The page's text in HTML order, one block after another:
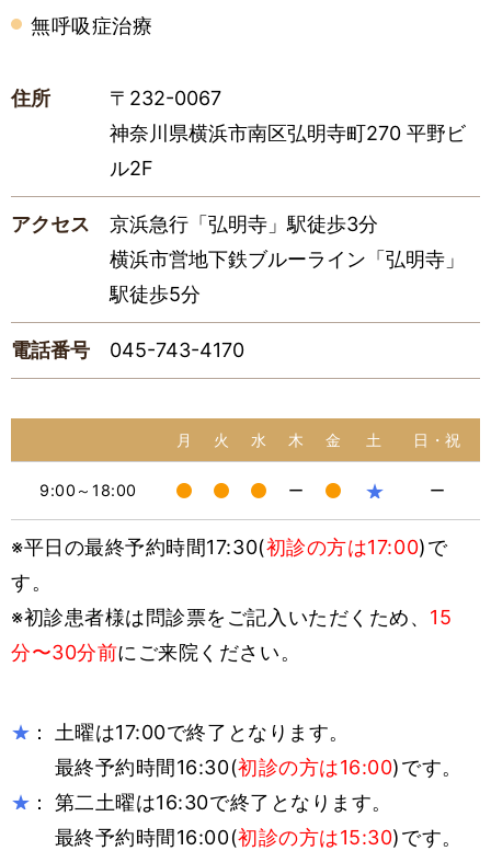
無呼吸症治療
住所
〒232-0067
神奈川県横浜市南区弘明寺町270 平野ビ
ル2F
アクセス
京浜急行「弘明寺」駅徒歩3分
横浜市営地下鉄ブルーライン「弘明寺」
駅徒歩5分
電話番号 045-743-4170
月 火 水 木 金 土 日・祝
9:00～18:00 ー ★ ー
※平日の最終予約時間17:30(初診の方は17:00)で
す。
※初診患者様は問診票をご記入いただくため、 15
分〜30分前にご来院ください。
★ ：
土曜は17:00で終了となります。
最終予約時間16:30(初診の方は16:00)です。
★ ：
第二土曜は16:30で終了となります。
最終予約時間16:00(初診の方は15:30)です。